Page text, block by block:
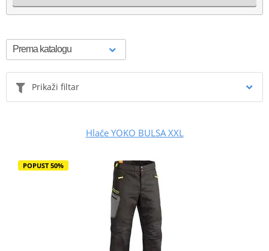
Prikaži filtar
Hlače YOKO BULSA XXL
POPUST 50%